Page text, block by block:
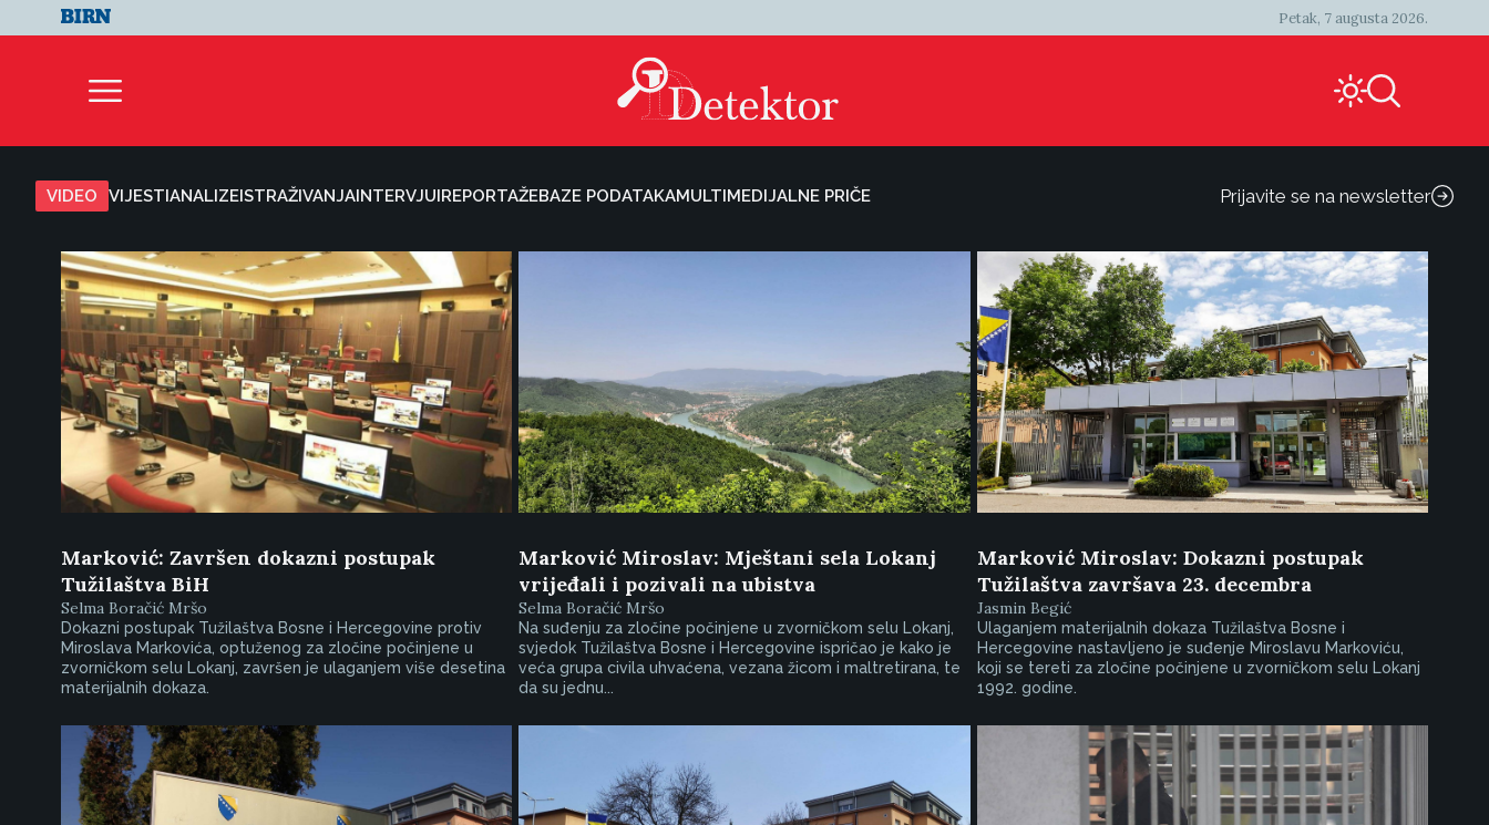
Petak, 7 augusta 2026.
VIDEO VIJESTIANALIZEISTRAŽIVANJAINTERVJUIREPORTAŽEBAZE PODATAKAMULTIMEDIJALNE PRIČE Prijavite se na newsletter
Marković: Završen dokazni postupak
Tužilaštva BiH
Selma Boračić Mršo
Dokazni postupak Tužilaštva Bosne i Hercegovine protiv
Miroslava Markovića, optuženog za zločine počinjene u
zvorničkom selu Lokanj, završen je ulaganjem više desetina
materijalnih dokaza.
Marković Miroslav: Mještani sela Lokanj
vrijeđali i pozivali na ubistva
Selma Boračić Mršo
Na suđenju za zločine počinjene u zvorničkom selu Lokanj,
svjedok Tužilaštva Bosne i Hercegovine ispričao je kako je
veća grupa civila uhvaćena, vezana žicom i maltretirana, te
da su jednu...
Marković Miroslav: Dokazni postupak
Tužilaštva završava 23. decembra
Jasmin Begić
Ulaganjem materijalnih dokaza Tužilaštva Bosne i
Hercegovine nastavljeno je suđenje Miroslavu Markoviću,
koji se tereti za zločine počinjene u zvorničkom selu Lokanj
1992. godine.